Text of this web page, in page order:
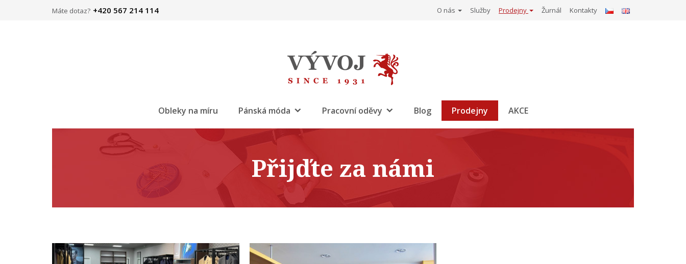
Máte dotaz? +420 567 214 114 O nás Služby Prodejny Žurnál Kontakty
Obleky na míru Pánská móda Pracovní oděvy Blog Prodejny AKCE
Přijďte za námi